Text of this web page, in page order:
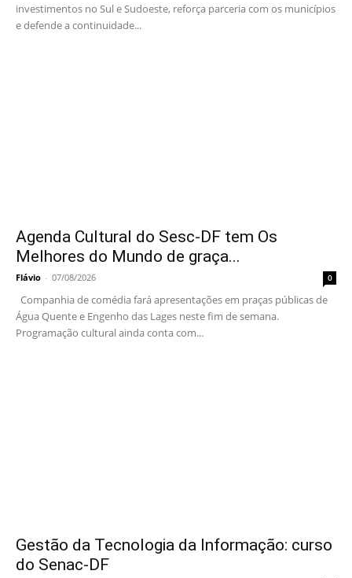
investimentos no Sul e Sudoeste, reforça parceria com os municípios
e defende a continuidade...
Agenda Cultural do Sesc-DF tem Os
Melhores do Mundo de graça...
Flávio - 07/08/2026 0
Companhia de comédia fará apresentações em praças públicas de
Água Quente e Engenho das Lages neste fim de semana.
Programação cultural ainda conta com...
Gestão da Tecnologia da Informação: curso
do Senac-DF